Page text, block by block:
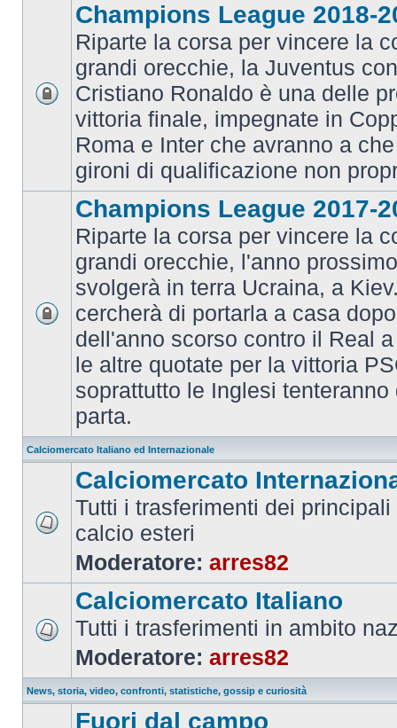
Champions League 2018-
Riparte la corsa per vincere la
grandi orecchie, la Juventus
Cristiano Ronaldo è una delle
vittoria finale, impegnate in
Roma e Inter che avranno a
gironi di qualificazione non
Champions League 2017-
Riparte la corsa per vincere la
grandi orecchie, l'anno
svolgerà in terra Ucraina, a
cercherà di portarla a casa
dell'anno scorso contro il Real
le altre quotate per la vittoria
soprattutto le Inglesi tenteranno
parta.
Calciomercato Italiano ed Internazionale
Calciomercato
Tutti i trasferimenti dei
calcio esteri
Moderatore: arres82
Calciomercato Italiano
Tutti i trasferimenti in ambito
Moderatore: arres82
News, storia, video, confronti, statistiche, gossip e curiosità
Fuori dal campo